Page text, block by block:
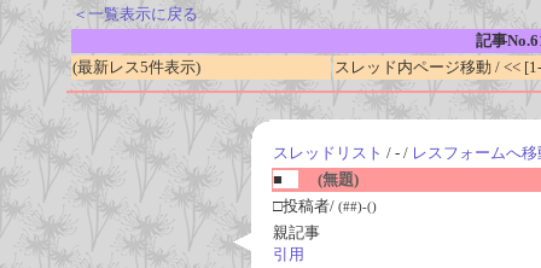
＜一覧表示に戻る
記事
(最新レス5件表示)
スレッド内ページ移動 / <<
スレッドリスト / - / レスフォームへ移
■
(無題)
□投稿者/ (##)-()
親記事
引用